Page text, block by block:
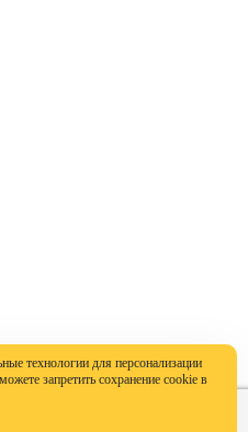
технологии для персонализации
запретить сохранение cookie в